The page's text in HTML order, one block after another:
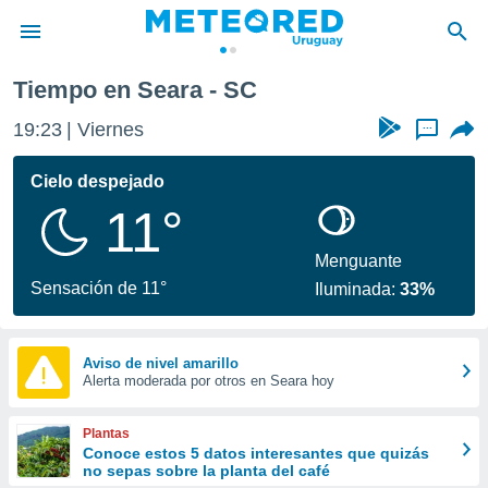
de
ha
calidad.
a este
las
y
forma
digital
basada
Tiempo en Seara - SC
19:23 Viernes ...
Cielo despejado
11°
Sensación de 11°
Menguante
Iluminada:33%
Aviso de nivel amarillo
Alerta moderada por otros en Seara hoy
Plantas
Conoce estos 5 datos interesantes que quizás
no sepas sobre la planta del café